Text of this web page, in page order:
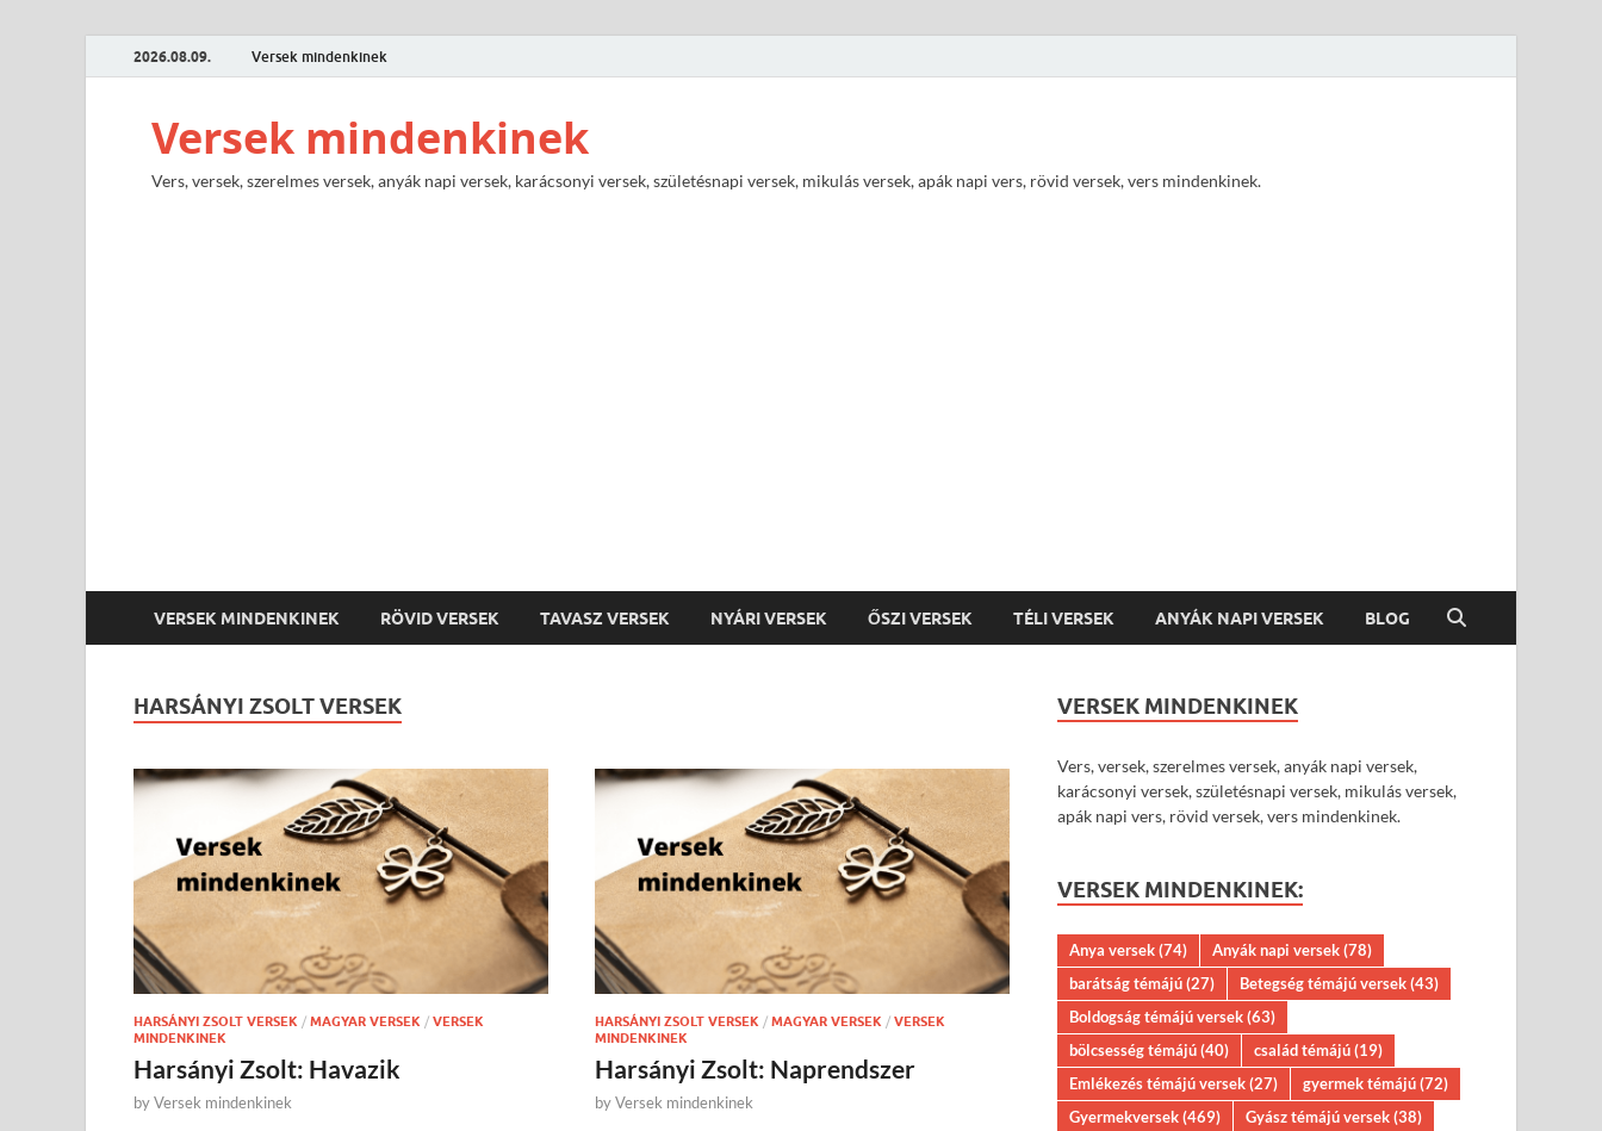
2026.08.09. Versek mindenkinek
Versek mindenkinek
Vers, versek, szerelmes versek, anyák napi versek, karácsonyi versek, születésnapi versek, mikulás versek, apák napi vers, rövid versek, vers mindenkinek.
VERSEK MINDENKINEK RÖVID VERSEK TAVASZ VERSEK NYÁRI VERSEK ŐSZI VERSEK TÉLI VERSEK ANYÁK NAPI VERSEK BLOG
HARSÁNYI ZSOLT VERSEK
HARSÁNYI ZSOLT VERSEK / MAGYAR VERSEK / VERSEK
MINDENKINEK
Harsányi Zsolt: Havazik
byVersek mindenkinek
HARSÁNYI ZSOLT VERSEK / MAGYAR VERSEK / VERSEK
MINDENKINEK
Harsányi Zsolt: Naprendszer
byVersek mindenkinek
VERSEK MINDENKINEK
Vers, versek, szerelmes versek, anyák napi versek,
karácsonyi versek, születésnapi versek, mikulás versek,
apák napi vers, rövid versek, vers mindenkinek.
VERSEK MINDENKINEK:
Anya versek(74) Anyák napi versek(78)
barátság témájú(27) Betegség témájú versek(43)
Boldogság témájú versek(63)
bölcsesség témájú(40) család témájú(19)
Emlékezés témájú versek(27) gyermek témájú(72)
Gyermekversek(469) Gyász témájú versek(38)